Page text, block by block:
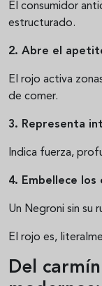
El consumidor
estructurado.
2. Abre el
El rojo activa
de comer.
3. Representa
Indica fuerza,
4. Embellece los
Un Negroni sin su
El rojo es,
Del